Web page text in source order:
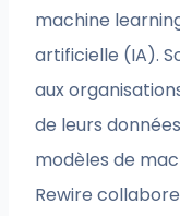
machine
artificielle (IA).
aux
de leurs
modèles de
Rewire